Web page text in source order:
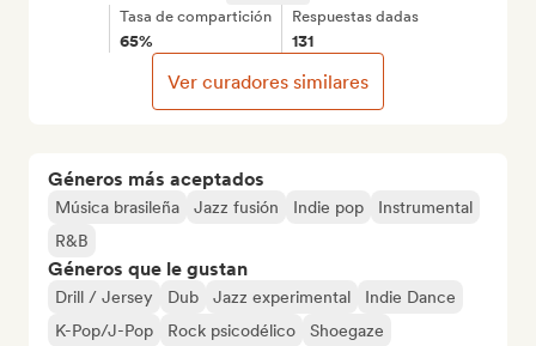
Géneros más aceptados
Música brasileña Jazz fusión Indie pop
Instrumental
R&B
Géneros que le gustan
Drill / Jersey Dub Jazz experimental
Indie Dance
K-Pop/J-Pop
Rock psicodélico Shoegaze
Tasa de compartición
65%
Respuestas dadas
131
Ver curadores similares